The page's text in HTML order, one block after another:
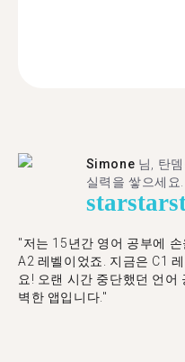
Simone 님, 탄
실력을 쌓으세요.
starstar
"저는 15년간 영어 공부에
A2 레벨이었죠. 지금은 C1
요! 오랜 시간 중단했던 언
벽한 앱입니다."